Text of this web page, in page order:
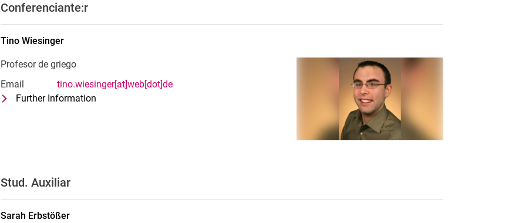
Conferenciante:r
TinoWiesinger
Profesor de griego
Email
tino.wiesinger[at]web[dot]de
Further Information
Stud. Auxiliar
Sarah Erbstößer